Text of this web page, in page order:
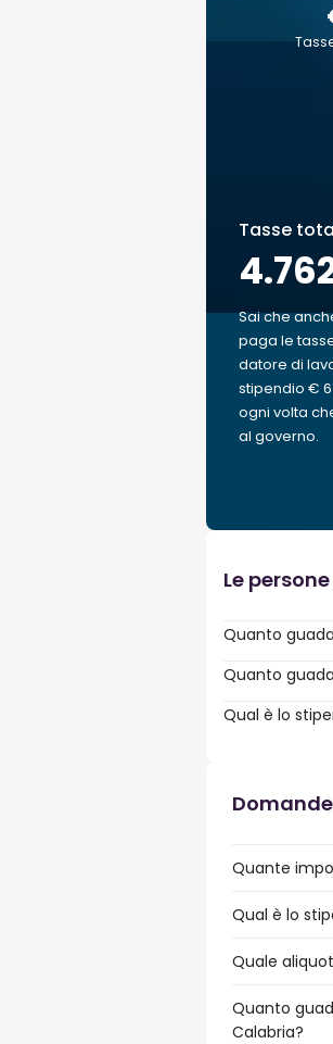
Tasse
Sai che
paga le
datore di
stipendio €
ogni volta
al governo.
Le
Quanto
Quanto
Qual è lo
Quante
Qual è lo
Quale
Quanto
Calabria?